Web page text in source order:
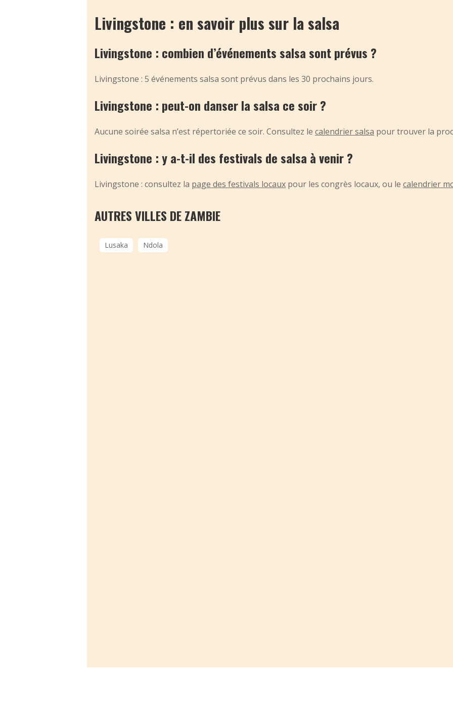
Livingstone : en savoir plus sur la salsa
Livingstone : combien d’événements salsa sont prévus ?
Livingstone : 5 événements salsa sont prévus dans les 30 prochains jours.
Livingstone : peut-on danser la salsa ce soir ?
Aucune soirée salsa n’est répertoriée ce soir. Consultez le calendrier salsa pour trouver la
Livingstone : y a-t-il des festivals de salsa à venir ?
Livingstone : consultez la page des festivals locaux pour les congrès locaux, ou le calendrier
AUTRES VILLES DE ZAMBIE
Lusaka Ndola